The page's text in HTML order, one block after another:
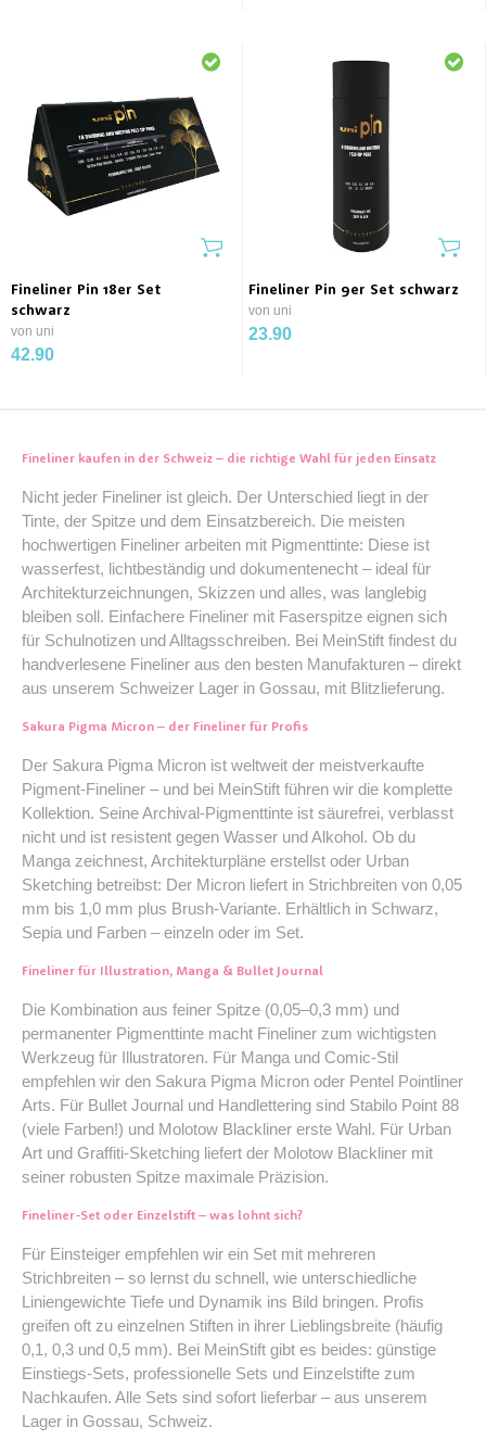
Fineliner Pin 18er Set
schwarz
von uni
42.90
Fineliner Pin 9er Set schwarz
von uni
23.90
Fineliner kaufen in der Schweiz – die richtige Wahl für jeden Einsatz
Nicht jeder Fineliner ist gleich. Der Unterschied liegt in der
Tinte, der Spitze und dem Einsatzbereich. Die meisten
hochwertigen Fineliner arbeiten mit Pigmenttinte: Diese ist
wasserfest, lichtbeständig und dokumentenecht – ideal für
Architekturzeichnungen, Skizzen und alles, was langlebig
bleiben soll. Einfachere Fineliner mit Faserspitze eignen sich
für Schulnotizen und Alltagsschreiben. Bei MeinStift findest du
handverlesene Fineliner aus den besten Manufakturen – direkt
aus unserem Schweizer Lager in Gossau, mit Blitzlieferung.
Sakura Pigma Micron – der Fineliner für Profis
Der Sakura Pigma Micron ist weltweit der meistverkaufte
Pigment-Fineliner – und bei MeinStift führen wir die komplette
Kollektion. Seine Archival-Pigmenttinte ist säurefrei, verblasst
nicht und ist resistent gegen Wasser und Alkohol. Ob du
Manga zeichnest, Architekturpläne erstellst oder Urban
Sketching betreibst: Der Micron liefert in Strichbreiten von 0,05
mm bis 1,0 mm plus Brush-Variante. Erhältlich in Schwarz,
Sepia und Farben – einzeln oder im Set.
Fineliner für Illustration, Manga & Bullet Journal
Die Kombination aus feiner Spitze (0,05–0,3 mm) und
permanenter Pigmenttinte macht Fineliner zum wichtigsten
Werkzeug für Illustratoren. Für Manga und Comic-Stil
empfehlen wir den Sakura Pigma Micron oder Pentel Pointliner
Arts. Für Bullet Journal und Handlettering sind Stabilo Point 88
(viele Farben!) und Molotow Blackliner erste Wahl. Für Urban
Art und Graffiti-Sketching liefert der Molotow Blackliner mit
seiner robusten Spitze maximale Präzision.
Fineliner-Set oder Einzelstift – was lohnt sich?
Für Einsteiger empfehlen wir ein Set mit mehreren
Strichbreiten – so lernst du schnell, wie unterschiedliche
Liniengewichte Tiefe und Dynamik ins Bild bringen. Profis
greifen oft zu einzelnen Stiften in ihrer Lieblingsbreite (häufig
0,1, 0,3 und 0,5 mm). Bei MeinStift gibt es beides: günstige
Einstiegs-Sets, professionelle Sets und Einzelstifte zum
Nachkaufen. Alle Sets sind sofort lieferbar – aus unserem
Lager in Gossau, Schweiz.